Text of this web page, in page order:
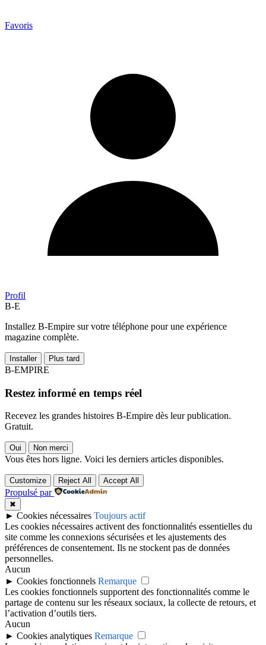
Favoris
Profil
B-E
Installez B-Empire sur votre téléphone pour une expérience
magazine complète.
Installer Plus tard
B-EMPIRE
Restez informé en temps réel
Recevez les grandes histoires B-Empire dès leur publication.
Gratuit.
Oui Non merci
Vous êtes hors ligne. Voici les derniers articles disponibles.
Customize Reject All Accept All
Propulsé par
✖
► Cookies nécessaires Toujours actif
Les cookies nécessaires activent des fonctionnalités essentielles du
site comme les connexions sécurisées et les ajustements des
préférences de consentement. Ils ne stockent pas de données
personnelles.
Aucun
► Cookies fonctionnels Remarque
Les cookies fonctionnels supportent des fonctionnalités comme le
partage de contenu sur les réseaux sociaux, la collecte de retours, et
l’activation d’outils tiers.
Aucun
► Cookies analytiques Remarque